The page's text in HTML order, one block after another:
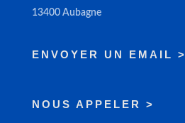
13400 Aubagne
ENVOYER UN EMAIL >
NOUS APPELER >